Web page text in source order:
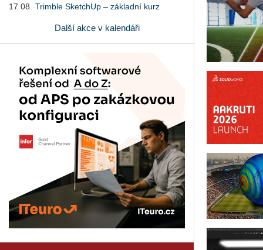
17.08.
Trimble SketchUp – základní kurz
Další akce v kalendáři